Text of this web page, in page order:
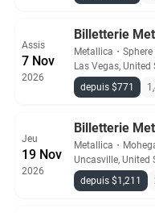
Assis
7 Nov
2026
Billetterie
Metallica ・
Las Vegas, United
depuis $771
Jeu
19 Nov
2026
Billetterie
Metallica ・
Uncasville, United
depuis $1,211